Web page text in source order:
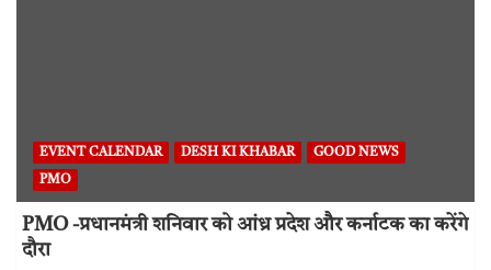
EVENT CALENDAR DESH KI KHABAR GOOD NEWS
PMO
PMO -प्रधानमंत्री शनिवार को आंध्र प्रदेश और कर्नाटक का करेंगे
दौरा